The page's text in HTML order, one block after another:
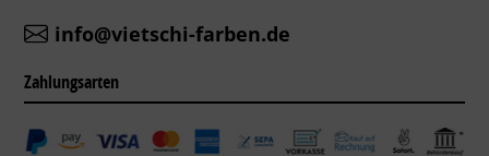
info@vietschi-farben.de
Zahlungsarten